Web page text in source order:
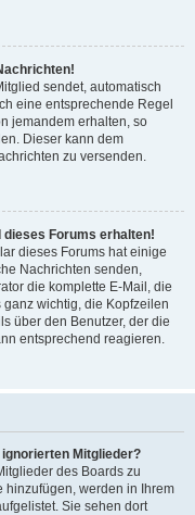
sendet, automatisch
eine entsprechende Regel
jemandem erhalten, so
Dieser kann dem
zu versenden.
dieses Forums erhalten!
dieses Forums hat einige
Nachrichten senden,
die komplette E-Mail, die
wichtig, die Kopfzeilen
über den Benutzer, der die
entsprechend reagieren.
Mitglieder?
des Boards zu
hinzufügen, werden in Ihrem
Sie sehen dort